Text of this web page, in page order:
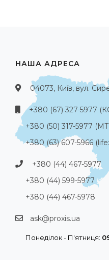
НАША АДРЕСА
04073, Київ, вул.
+380 (67) 327-5977
+380 (50) 317-5977
+380 (63) 607-5966
+380 (44) 467-5977
+380 (44) 599-5977
+380 (44) 467-5978
ask@proxis.ua
Понеділок - П'ятниця: